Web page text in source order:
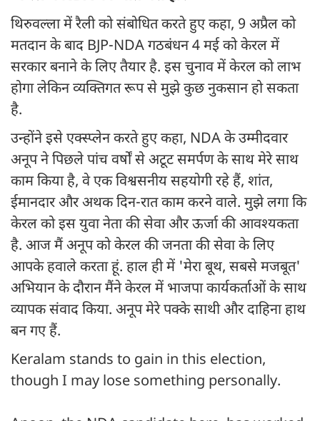
थिरुवल्ला में रैली को संबोधित करते हुए कहा, 9 अप्रैल को
मतदान के बाद BJP-NDA गठबंधन 4 मई को केरल में
सरकार बनाने के लिए तैयार है. इस चुनाव में केरल को लाभ
होगा लेकिन व्यक्तिगत रूप से मुझे कुछ नुकसान हो सकता
है.
उन्होंने इसे एक्स्प्लेन करते हुए कहा, NDA के उम्मीदवार
अनूप ने पिछले पांच वर्षों से अटूट समर्पण के साथ मेरे साथ
काम किया है, वे एक विश्वसनीय सहयोगी रहे हैं, शांत,
ईमानदार और अथक दिन-रात काम करने वाले. मुझे लगा कि
केरल को इस युवा नेता की सेवा और ऊर्जा की आवश्यकता
है. आज मैं अनूप को केरल की जनता की सेवा के लिए
आपके हवाले करता हूं. हाल ही में 'मेरा बूथ, सबसे मजबूत'
अभियान के दौरान मैंने केरल में भाजपा कार्यकर्ताओं के साथ
व्यापक संवाद किया. अनूप मेरे पक्के साथी और दाहिना हाथ
बन गए हैं.
Keralam stands to gain in this election,
though I may lose something personally.